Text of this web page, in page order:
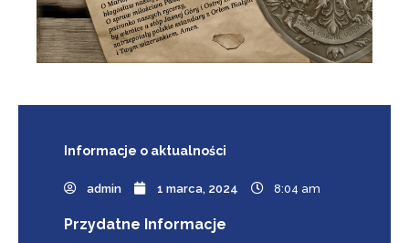
Informacje o aktualności
admin 1 marca, 2024 8:04 am
Przydatne Informacje